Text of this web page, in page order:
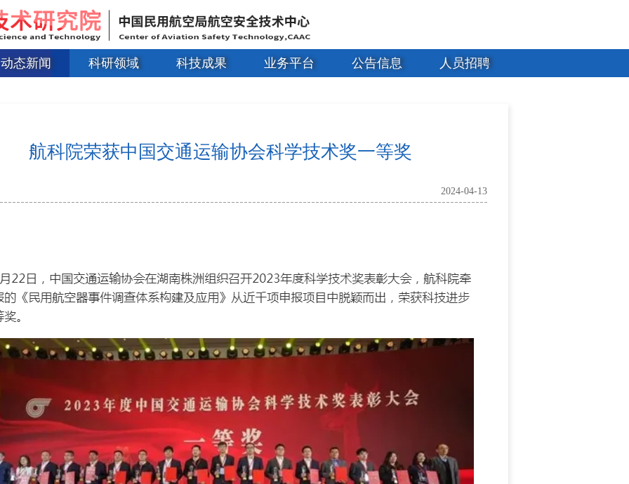
动态新闻 科研领域 科技成果 业务平台 公告信息 人员招聘
航科院荣获中国交通运输协会科学技术奖一等奖
2024-04-13